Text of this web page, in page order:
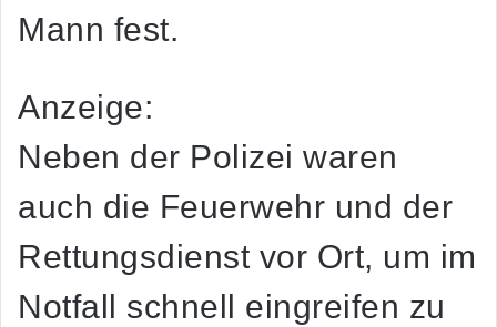
Mann fest.
Anzeige:
Neben der Polizei waren
auch die Feuerwehr und der
Rettungsdienst vor Ort, um im
Notfall schnell eingreifen zu